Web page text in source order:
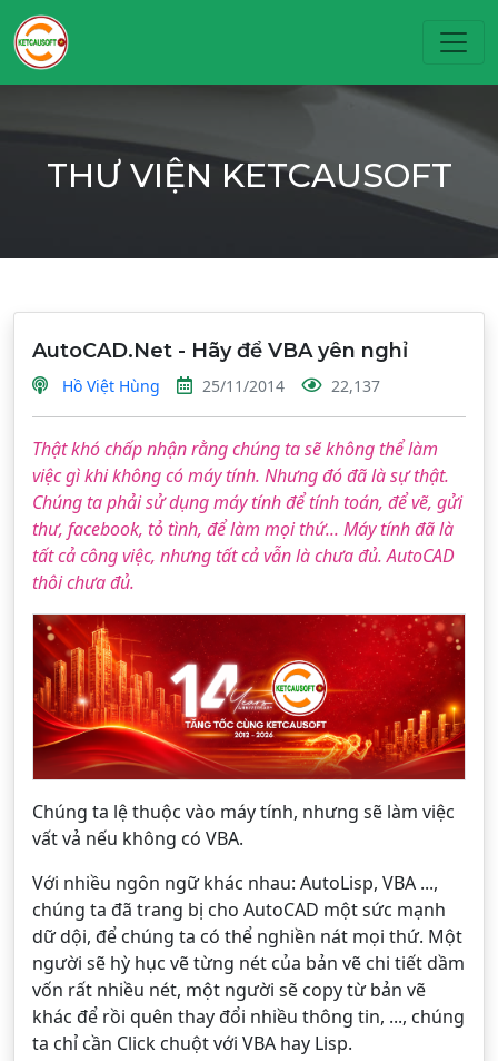
THƯ VIỆN KETCAUSOFT
AutoCAD.Net - Hãy để VBA yên nghỉ
Hồ Việt Hùng 25/11/2014 22,137
Thật khó chấp nhận rằng chúng ta sẽ không thể làm
việc gì khi không có máy tính. Nhưng đó đã là sự thật.
Chúng ta phải sử dụng máy tính để tính toán, để vẽ, gửi
thư, facebook, tỏ tình, để làm mọi thứ... Máy tính đã là
tất cả công việc, nhưng tất cả vẫn là chưa đủ. AutoCAD
thôi chưa đủ.
Chúng ta lệ thuộc vào máy tính, nhưng sẽ làm việc
vất vả nếu không có VBA.
Với nhiều ngôn ngữ khác nhau: AutoLisp, VBA ...,
chúng ta đã trang bị cho AutoCAD một sức mạnh
dữ dội, để chúng ta có thể nghiền nát mọi thứ. Một
người sẽ hỳ hục vẽ từng nét của bản vẽ chi tiết dầm
vốn rất nhiều nét, một người sẽ copy từ bản vẽ
khác để rồi quên thay đổi nhiều thông tin, ..., chúng
ta chỉ cần Click chuột với VBA hay Lisp.